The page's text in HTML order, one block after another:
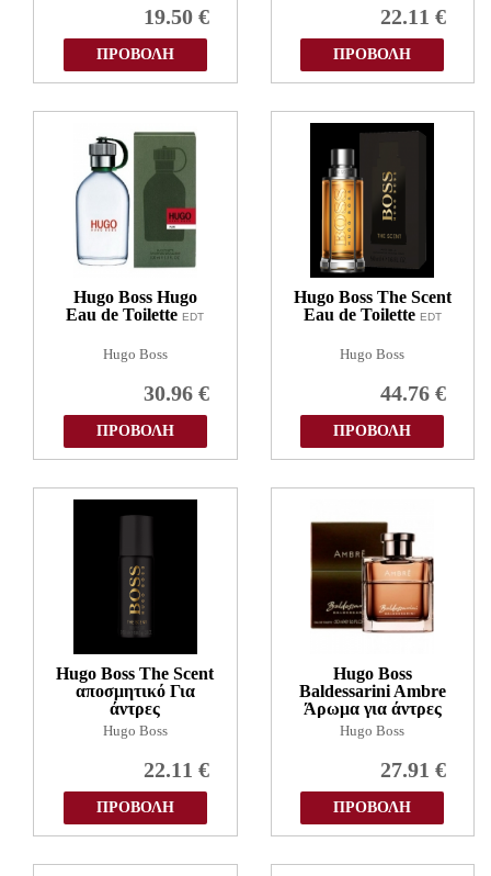
19.50 €
ΠΡΟΒΟΛΗ
22.11 €
ΠΡΟΒΟΛΗ
Hugo Boss Hugo
Eau de ToiletteEDT
Hugo Boss
30.96 €
ΠΡΟΒΟΛΗ
Hugo Boss The Scent
Eau de Toilette EDT
Hugo Boss
44.76 €
ΠΡΟΒΟΛΗ
Hugo Boss The Scent
αποσμητικό Για
άντρες
Hugo Boss
22.11 €
ΠΡΟΒΟΛΗ
Hugo Boss
Baldessarini Ambre
Άρωμα για άντρες
EDTEDT
Hugo Boss
27.91 €
ΠΡΟΒΟΛΗ